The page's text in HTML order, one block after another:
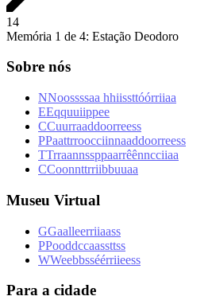
14
Memória 1 de 4: Estação Deodoro
Sobre nós
NNoossssaa hhiissttóórriiaa
EEqquuiippee
CCuurraaddoorreess
PPaattrroocciinnaaddoorreess
TTrraannssppaarrêênncciiaa
CCoonnttrriibbuuaa
Museu Virtual
GGaalleerriiaass
PPooddccaassttss
WWeebbsséérriieess
Para a cidade